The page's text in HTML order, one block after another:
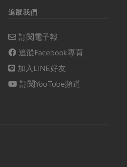
追蹤我們
訂閱電子報
追蹤Facebook專頁
加入LINE好友
訂閱YouTube頻道